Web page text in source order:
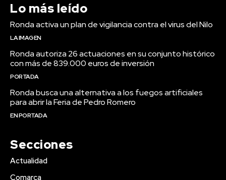
Lo más leído
Ronda activa un plan de vigilancia contra el virus del Nilo
LA IMAGEN
Ronda autoriza 26 actuaciones en su conjunto histórico
con más de 839.000 euros de inversión
PORTADA
Ronda busca una alternativa a los fuegos artificiales
para abrir la Feria de Pedro Romero
EN PORTADA
Secciones
Actualidad
Comarca